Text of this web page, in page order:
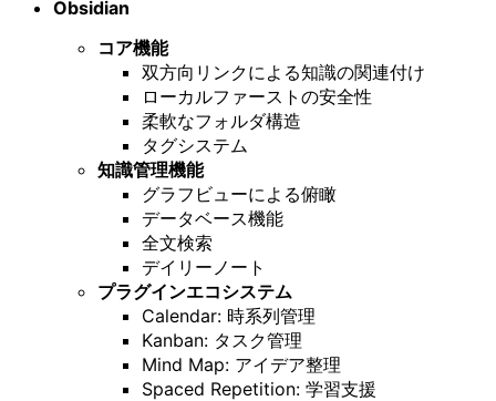
Obsidian
コア機能
双方向リンクによる知識の関連付け
ローカルファーストの安全性
柔軟なフォルダ構造
タグシステム
知識管理機能
グラフビューによる俯瞰
データベース機能
全文検索
デイリーノート
プラグインエコシステム
Calendar: 時系列管理
Kanban: タスク管理
Mind Map: アイデア整理
Spaced Repetition: 学習支援